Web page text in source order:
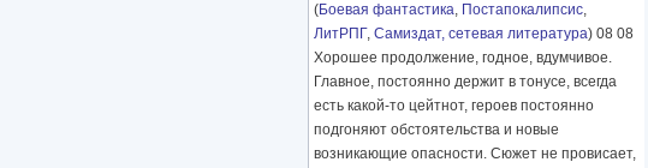
(Боевая фантастика, Постапокалипсис,
ЛитРПГ, Самиздат, сетевая литература) 08 08
Хорошее продолжение, годное, вдумчивое.
Главное, постоянно держит в тонусе, всегда
есть какой-то цейтнот, героев постоянно
подгоняют обстоятельства и новые
возникающие опасности. Сюжет не провисает,